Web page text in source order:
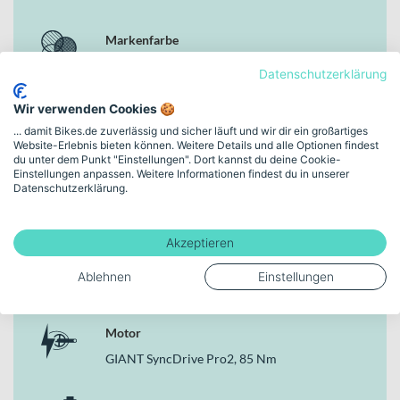
GIANT SG Display behältst du alle relevanten Fahrdaten im Blick
und kannst dein Setup optimal auf deine Tour abstimmen.
Deine Vorteile
Leichter und stabiler Carbonrahmen für präzises Handling
im Gelände
Marzocchi Bomber Z2 Gabel mit 150mm und Fox Float
Performance Dämpfer mit 140mm für souveräne
Trailkontrolle
GIANT EnergyPak Smart Akku mit 400Wh für sportliche E-
Hydraulische SHIMANO BR-MT420 4-Kolben-
Scheibenbremsen vorne und hinten
Zulässiges Gesamtgewicht von 156 kg für hohe Belastbarkeit
überzeugt
Markenfarbe
Rahmenhöhe
XS | (29/27,5")
Schaltungstyp
Bremsen
Hydraulische Scheibenbremse
Motor
GIANT SyncDrive Pro2, 85 Nm
Datenschutzerklärung
Wir verwenden Cookies 🍪
... damit Bikes.de zuverlässig und sicher läuft und wir dir ein großartiges
Website-Erlebnis bieten können. Weitere Details und alle Optionen findest
du unter dem Punkt "Einstellungen". Dort kannst du deine Cookie-
Einstellungen anpassen. Weitere Informationen findest du in unserer
Datenschutzerklärung.
Akzeptieren
Ablehnen Einstellungen